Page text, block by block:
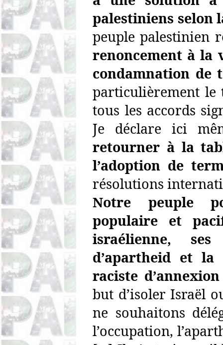
palestiniens selon
peuple palestinien
renoncement à la
condamnation de
particulièrement le
tous les accords
Je déclare ici
retourner à la
l’adoption de
résolutions
Notre peuple
populaire et
israélienne,
d’apartheid et
raciste d’annexion
but d’isoler Israël
ne souhaitons
l’occupation,